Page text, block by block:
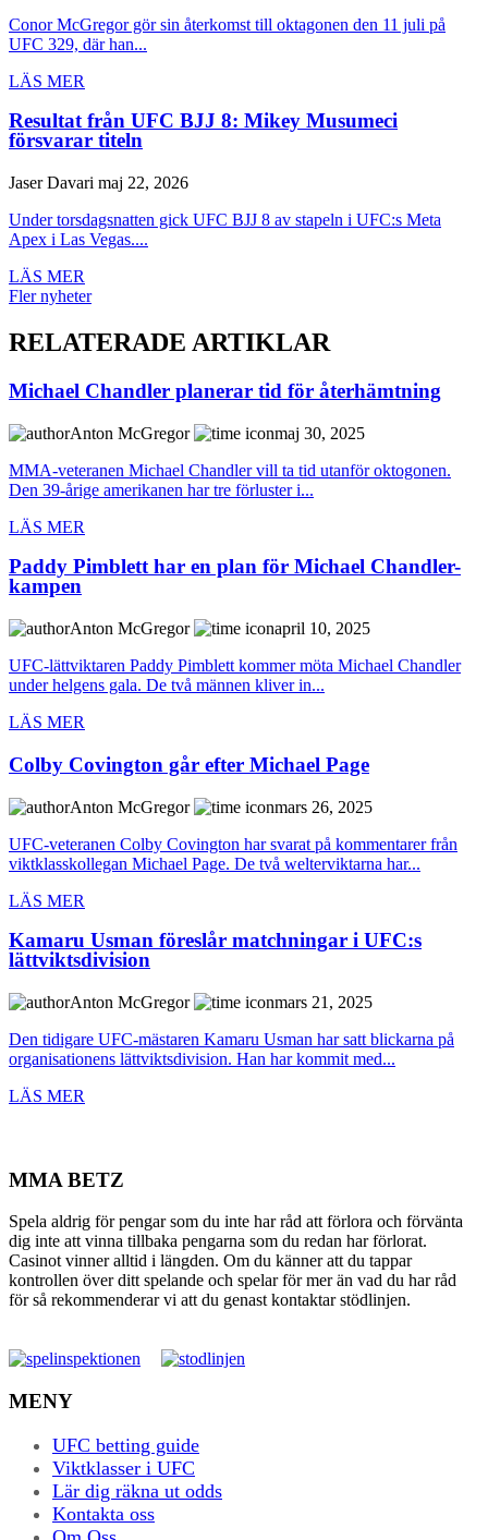
Conor McGregor gör sin återkomst till oktagonen den 11 juli på
UFC 329, där han...
LÄS MER
Resultat från UFC BJJ 8: Mikey Musumeci
försvarar titeln
Jaser Davari maj 22, 2026
Under torsdagsnatten gick UFC BJJ 8 av stapeln i UFC:s Meta
Apex i Las Vegas....
LÄS MER
Fler nyheter
RELATERADE ARTIKLAR
Michael Chandler planerar tid för återhämtning
Anton McGregor
maj 30, 2025
MMA-veteranen Michael Chandler vill ta tid utanför oktogonen.
Den 39-årige amerikanen har tre förluster i...
LÄS MER
Paddy Pimblett har en plan för Michael Chandler-
kampen
Anton McGregor
april 10, 2025
UFC-lättviktaren Paddy Pimblett kommer möta Michael Chandler
under helgens gala. De två männen kliver in...
LÄS MER
Colby Covington går efter Michael Page
Anton McGregor
mars 26, 2025
UFC-veteranen Colby Covington har svarat på kommentarer från
viktklasskollegan Michael Page. De två welterviktarna har...
LÄS MER
Kamaru Usman föreslår matchningar i UFC:s
lättviktsdivision
Anton McGregor
mars 21, 2025
Den tidigare UFC-mästaren Kamaru Usman har satt blickarna på
organisationens lättviktsdivision. Han har kommit med...
LÄS MER
MMA BETZ
Spela aldrig för pengar som du inte har råd att förlora och förvänta
dig inte att vinna tillbaka pengarna som du redan har förlorat.
Casinot vinner alltid i längden. Om du känner att du tappar
kontrollen över ditt spelande och spelar för mer än vad du har råd
för så rekommenderar vi att du genast kontaktar stödlinjen.
MENY
UFC betting guide
Viktklasser i UFC
Lär dig räkna ut odds
Kontakta oss